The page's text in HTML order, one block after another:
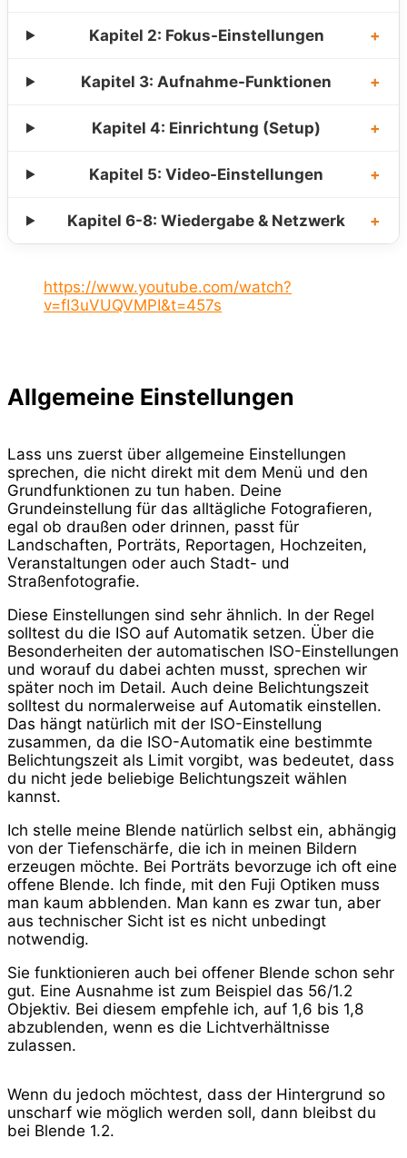
Kapitel 2: Fokus-Einstellungen +
Kapitel 3: Aufnahme-Funktionen +
Kapitel 4: Einrichtung (Setup) +
Kapitel 5: Video-Einstellungen +
Kapitel 6-8: Wiedergabe & Netzwerk +
https://www.youtube.com/watch?
v=fI3uVUQVMPI&t=457s
Allgemeine Einstellungen
Lass uns zuerst über allgemeine Einstellungen
sprechen, die nicht direkt mit dem Menü und den
Grundfunktionen zu tun haben. Deine
Grundeinstellung für das alltägliche Fotografieren,
egal ob draußen oder drinnen, passt für
Landschaften, Porträts, Reportagen, Hochzeiten,
Veranstaltungen oder auch Stadt- und
Straßenfotografie.
Diese Einstellungen sind sehr ähnlich. In der Regel
solltest du die ISO auf Automatik setzen. Über die
Besonderheiten der automatischen ISO-Einstellungen
und worauf du dabei achten musst, sprechen wir
später noch im Detail. Auch deine Belichtungszeit
solltest du normalerweise auf Automatik einstellen.
Das hängt natürlich mit der ISO-Einstellung
zusammen, da die ISO-Automatik eine bestimmte
Belichtungszeit als Limit vorgibt, was bedeutet, dass
du nicht jede beliebige Belichtungszeit wählen
kannst.
Ich stelle meine Blende natürlich selbst ein, abhängig
von der Tiefenschärfe, die ich in meinen Bildern
erzeugen möchte. Bei Porträts bevorzuge ich oft eine
offene Blende. Ich finde, mit den Fuji Optiken muss
man kaum abblenden. Man kann es zwar tun, aber
aus technischer Sicht ist es nicht unbedingt
notwendig.
Sie funktionieren auch bei offener Blende schon sehr
gut. Eine Ausnahme ist zum Beispiel das 56/1.2
Objektiv. Bei diesem empfehle ich, auf 1,6 bis 1,8
abzublenden, wenn es die Lichtverhältnisse
zulassen.
Wenn du jedoch möchtest, dass der Hintergrund so
unscharf wie möglich werden soll, dann bleibst du
bei Blende 1.2.